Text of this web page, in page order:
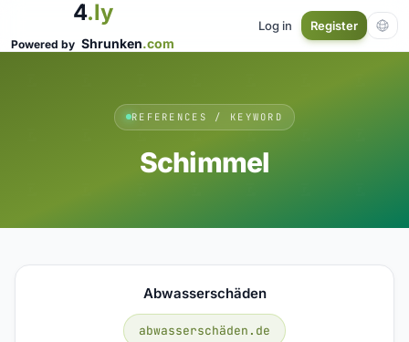
4.ly
Powered by Shrunken.com
Log in Register
REFERENCES / KEYWORD
Schimmel
Abwasserschäden
abwasserschäden.de